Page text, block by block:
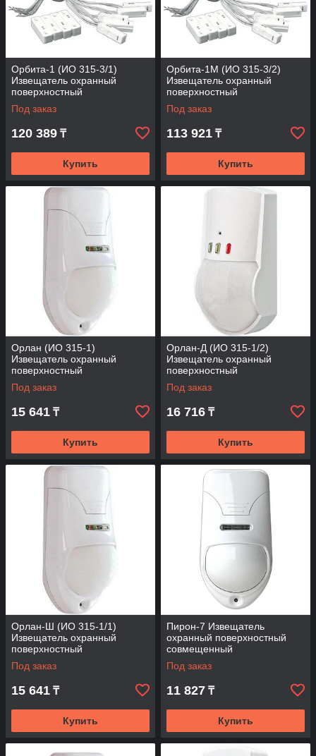
Орбита-1 (ИО 315-3/1)
Извещатель охранный
поверхностный
совмещенный
Под заказ
120 389 ₸
Купить
Орбита-1М (ИО 315-3/2)
Извещатель охранный
поверхностный
совмещенный
Под заказ
113 921 ₸
Купить
Орлан (ИО 315-1)
Извещатель охранный
поверхностный
совмещенный
Под заказ
15 641 ₸
Купить
Орлан-Д (ИО 315-1/2)
Извещатель охранный
поверхностный
совмещенный
Под заказ
16 716 ₸
Купить
Орлан-Ш (ИО 315-1/1)
Извещатель охранный
поверхностный
совмещенный
Под заказ
15 641 ₸
Купить
Пирон-7 Извещатель
охранный поверхностный
совмещенный
Под заказ
11 827 ₸
Купить